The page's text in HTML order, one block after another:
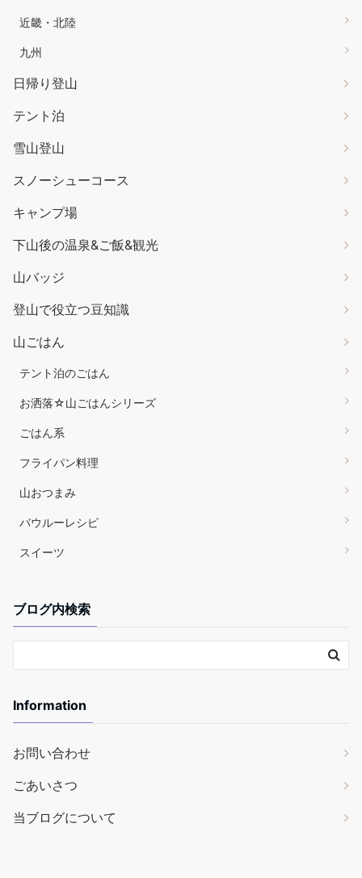
近畿・北陸
九州
日帰り登山
テント泊
雪山登山
スノーシューコース
キャンプ場
下山後の温泉&ご飯&観光
山バッジ
登山で役立つ豆知識
山ごはん
テント泊のごはん
お洒落☆山ごはんシリーズ
ごはん系
フライパン料理
山おつまみ
バウルーレシピ
スイーツ
ブログ内検索
Information
お問い合わせ
ごあいさつ
当ブログについて